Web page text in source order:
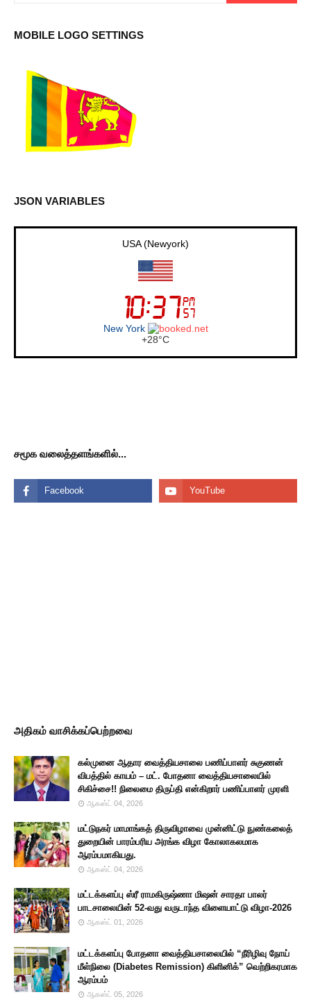
MOBILE LOGO SETTINGS
JSON VARIABLES
USA (Newyork)
New York
+28°C
சமூக வலைத்தளங்களில்...
அதிகம் வாசிக்கப்பெற்றவை
கல்முனை ஆதார வைத்தியசாலை பணிப்பாளர் சுகுணன்
விபத்தில் காயம் – மட். போதனா வைத்தியசாலையில்
சிகிச்சை!! நிலைமை திருப்தி என்கிறார் பணிப்பாளர் முரளி
ஆகஸ்ட் 04, 2026
மட்டுநகர் மாமாங்கத் திருவிழாவை முன்னிட்டு நுண்கலைத்
துறையின் பாரம்பரிய அரங்க விழா கோலாகலமாக
ஆரம்பமாகியது.
ஆகஸ்ட் 04, 2026
மட்டக்களப்பு ஸ்ரீ ராமகிருஷ்ணா மிஷன் சாரதா பாலர்
பாடசாலையின் 52-வது வருடாந்த விளையாட்டு விழா-2026
ஆகஸ்ட் 01, 2026
மட்டக்களப்பு போதனா வைத்தியசாலையில் “நீரிழிவு நோய்
மீள்நிலை (Diabetes Remission) கிளினிக்” வெற்றிகரமாக
ஆரம்பம்
ஆகஸ்ட் 05, 2026